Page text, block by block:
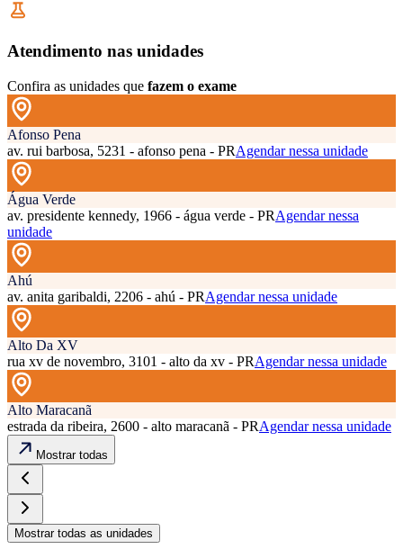
Atendimento nas unidades
Confira as unidades que fazem o exame
Afonso Pena
av. rui barbosa, 5231 - afonso pena - PRAgendar nessa unidade
Água Verde
av. presidente kennedy, 1966 - água verde - PRAgendar nessa
unidade
Ahú
av. anita garibaldi, 2206 - ahú - PRAgendar nessa unidade
Alto Da XV
rua xv de novembro, 3101 - alto da xv - PRAgendar nessa unidade
Alto Maracanã
estrada da ribeira, 2600 - alto maracanã - PRAgendar nessa unidade
Mostrar todas
Mostrar todas as unidades